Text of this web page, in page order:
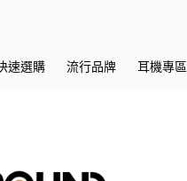
速選購 流行品牌 耳機專區